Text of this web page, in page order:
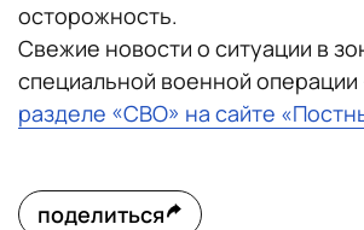
осторожность.
Свежие новости о ситуации в
специальной военной
разделе «СВО» на сайте
поделиться